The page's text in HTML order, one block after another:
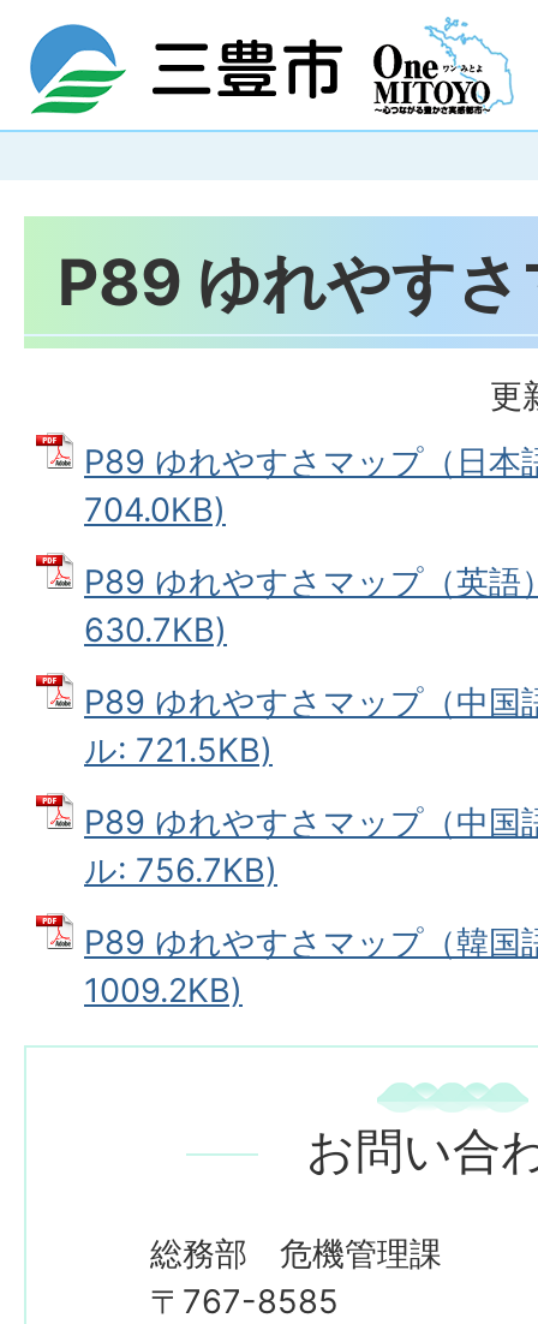
P89 ゆれやす
更
P89 ゆれやすさマップ（日本
704.0KB)
P89 ゆれやすさマップ（英語
630.7KB)
P89 ゆれやすさマップ（中国
ル: 721.5KB)
P89 ゆれやすさマップ（中国
ル: 756.7KB)
P89 ゆれやすさマップ（韓国
1009.2KB)
お問い合
総務部 危機管理課
〒767-8585